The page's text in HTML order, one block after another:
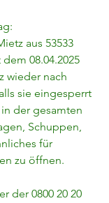
aus 53533
08.04.2025
wieder nach
sie eingesperrt
der gesamten
Schuppen,
für
zu öffnen.
der 0800 20 20